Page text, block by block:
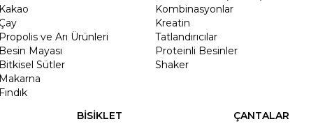
Kakao
Çay
Propolis ve Arı Ürünleri
Besin Mayası
Bitkisel Sütler
Makarna
Fındık
Kombinasyonlar
Kreatin
Tatlandırıcılar
Proteinli Besinler
Shaker
BİSİKLET
ÇANTALAR